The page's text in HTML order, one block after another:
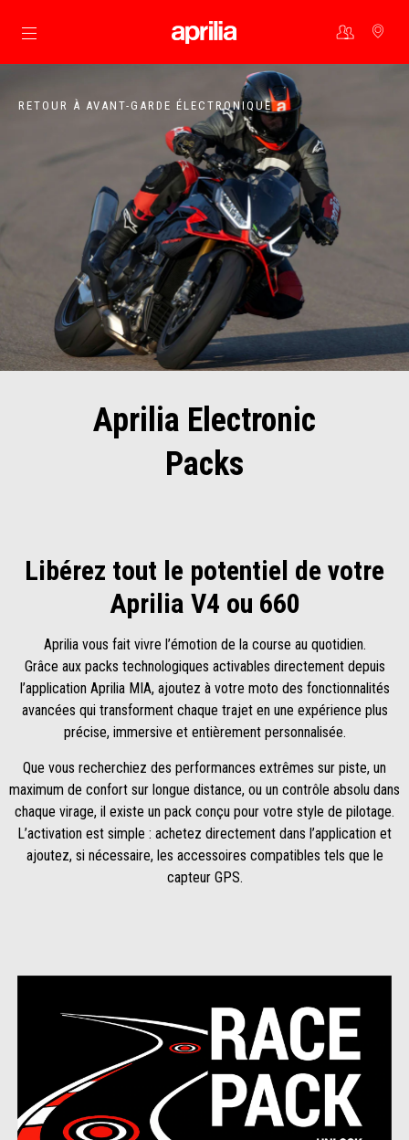
Aller au contenu principal
RETOUR À AVANT-GARDE ÉLECTRONIQUE
Aprilia Electronic
Packs
Libérez tout le potentiel de votre
Aprilia V4 ou 660
Aprilia vous fait vivre l’émotion de la course au quotidien.
Grâce aux packs technologiques activables directement depuis
l’application Aprilia MIA, ajoutez à votre moto des fonctionnalités
avancées qui transforment chaque trajet en une expérience plus
précise, immersive et entièrement personnalisée.
Que vous recherchiez des performances extrêmes sur piste, un
maximum de confort sur longue distance, ou un contrôle absolu dans
chaque virage, il existe un pack conçu pour votre style de pilotage.
L’activation est simple : achetez directement dans l’application et
ajoutez, si nécessaire, les accessoires compatibles tels que le
capteur GPS.